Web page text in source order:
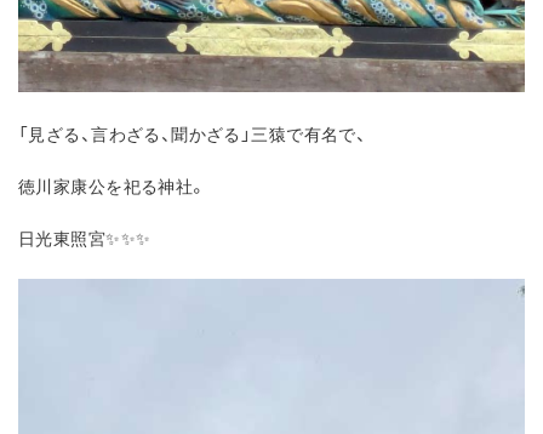
「見ざる、言わざる、聞かざる」三猿で有名で、
徳川家康公を祀る神社。
日光東照宮✨✨✨